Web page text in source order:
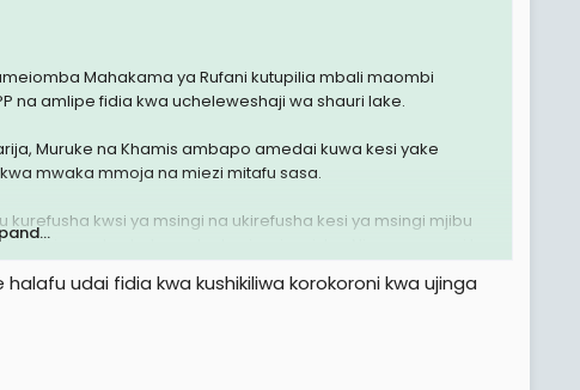
Mahakama ya Rufani kutupilia mbali maombi
na amlipe fidia kwa ucheleweshaji wa shauri lake.
Muruke na Khamis ambapo amedai kuwa kesi yake
mwaka mmoja na miezi mitafu sasa.
kwsi ya msingi na ukirefusha kesi ya msingi mjibu
mbinu ya kuchelewesha kesi waianzishe. Nimo gerezani leo
umma kuzingatiwa huku akihoji ni yapi maslahi a umma
udai fidia kwa kushikiliwa korokoroni kwa ujinga